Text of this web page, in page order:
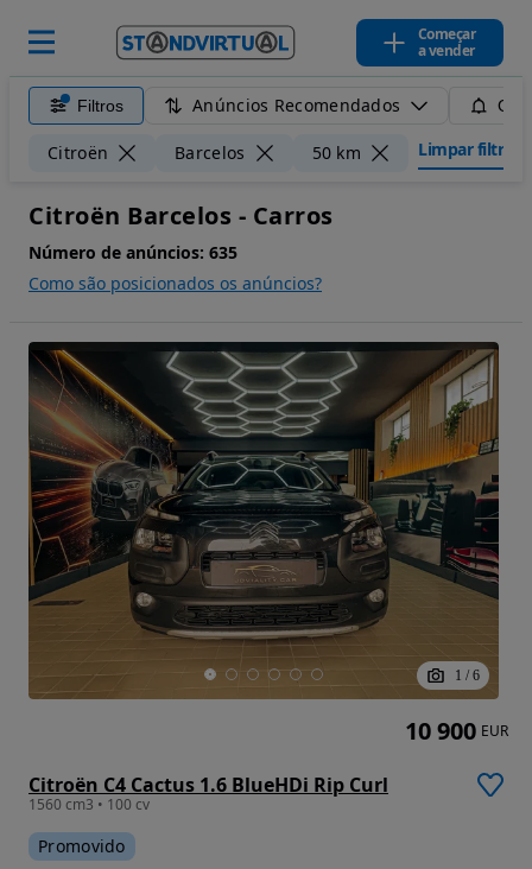
Começar
a vender
Filtros Anúncios Recomendados
Citroën Barcelos 50 km Limpar filtros
Citroën Barcelos - Carros
Número de anúncios: 635
Como são posicionados os anúncios?
1 / 6
Citroën C4 Cactus 1.6 BlueHDi Rip Curl
1560 cm3 • 100 cv
Promovido
10 900 EUR